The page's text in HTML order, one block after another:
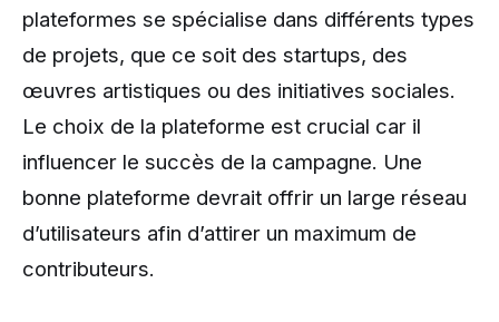
plateformes se spécialise dans différents types
de projets, que ce soit des startups, des
œuvres artistiques ou des initiatives sociales.
Le choix de la plateforme est crucial car il
influencer le succès de la campagne. Une
bonne plateforme devrait offrir un large réseau
d’utilisateurs afin d’attirer un maximum de
contributeurs.